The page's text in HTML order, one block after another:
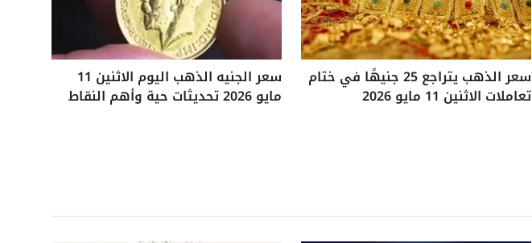
سعر الذهب يتراجع 25 جنيهًا في ختام
تعاملات الاثنين 11 مايو 2026
سعر الجنيه الذهب اليوم الاثنين 11
مايو 2026 تحديثات حية وأهم النقاط